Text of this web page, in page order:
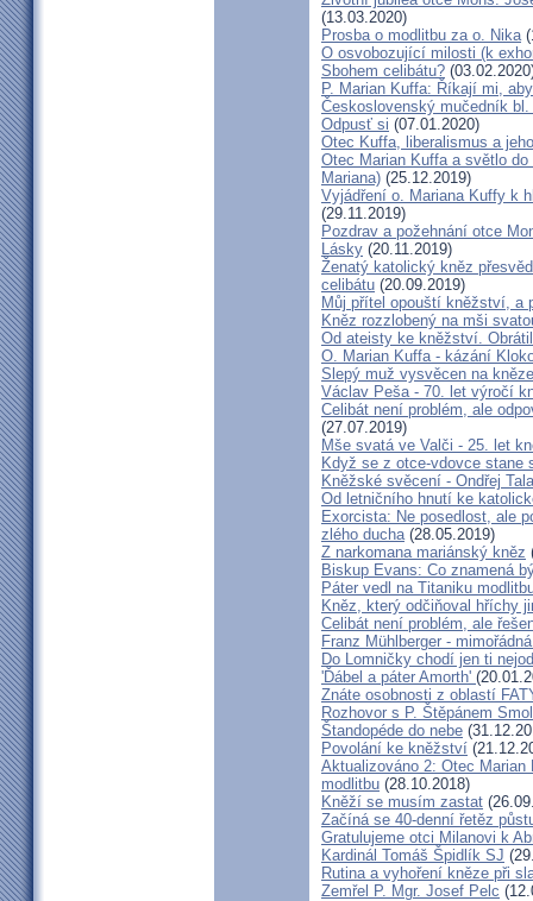
(13.03.2020)
Prosba o modlitbu za o. Nika
O osvobozující milosti (k
Sbohem celibátu?
P. Marian Kuffa: Říkají mi,
Československý mučedník
Odpusť si (07.01.2020)
Otec Kuffa, liberalismus a
Otec Marian Kuffa a světlo
Mariana) (25.12.2019)
Vyjádření o. Mariana Kuffy k
(29.11.2019)
Pozdrav a požehnání otce
Lásky (20.11.2019)
Ženatý katolický kněz
celibátu (20.09.2019)
Můj přítel opouští kněžství, a
Kněz rozzlobený na mši
Od ateisty ke kněžství.
O. Marian Kuffa - kázání
Slepý muž vysvěcen na kněze
Václav Peša - 70. let výročí
Celibát není problém, ale
(27.07.2019)
Mše svatá ve Valči - 25. let
Když se z otce-vdovce stane
Kněžské svěcení - Ondřej
Od letničního hnutí ke
Exorcista: Ne posedlost, ale
zlého ducha(28.05.2019)
Z narkomana mariánský kněz
Biskup Evans: Co znamená
Páter vedl na Titaniku
Kněz, který odčiňoval hříchy
Celibát není problém, ale
Franz Mühlberger -
Do Lomničky chodí jen ti
'Ďábel a páter Amorth'
Znáte osobnosti z oblastí
Rozhovor s P. Štěpánem
Štandopéde do nebe
Povolání ke kněžství
Aktualizováno 2: Otec
modlitbu (28.10.2018)
Kněží se musím zastat
Začíná se 40-denní řetěz
Gratulujeme otci Milanovi k
Kardinál Tomáš Špidlík SJ
Rutina a vyhoření kněze při
Zemřel P. Mgr. Josef Pelc